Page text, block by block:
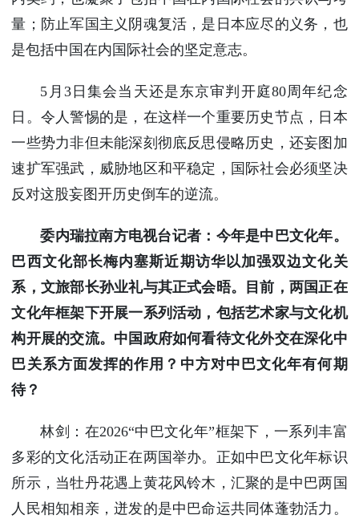
量；防止军国主义阴魂复活，是日本应尽的义务，也
是包括中国在内国际社会的坚定意志。
5月3日集会当天还是东京审判开庭80周年纪念
日。令人警惕的是，在这样一个重要历史节点，日本
一些势力非但未能深刻彻底反思侵略历史，还妄图加
速扩军强武，威胁地区和平稳定，国际社会必须坚决
反对这股妄图开历史倒车的逆流。
委内瑞拉南方电视台记者：今年是中巴文化年。
巴西文化部长梅内塞斯近期访华以加强双边文化关
系，文旅部长孙业礼与其正式会晤。目前，两国正在
文化年框架下开展一系列活动，包括艺术家与文化机
构开展的交流。中国政府如何看待文化外交在深化中
巴关系方面发挥的作用？中方对中巴文化年有何期
待？
林剑：在2026“中巴文化年”框架下，一系列丰富
多彩的文化活动正在两国举办。正如中巴文化年标识
所示，当牡丹花遇上黄花风铃木，汇聚的是中巴两国
人民相知相亲，迸发的是中巴命运共同体蓬勃活力。